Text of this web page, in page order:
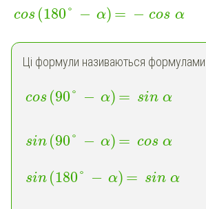
cos (180° − α) = − cos α
Ці формули називаються
cos (90° − α) = sin α
sin (90° − α) = cos α
sin (180° − α) = sin α